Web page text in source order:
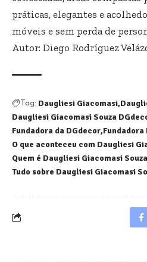
práticas, elegantes e
móveis e sem perda de
Autor: Diego Rodríguez
Tag: Daugliesi Giacomasi
Daugliesi Giacomasi Souza
Fundadora da DGdecor
O que aconteceu com Daugliesi
Quem é Daugliesi Giacomasi Souza
Tudo sobre Daugliesi Giacomasi